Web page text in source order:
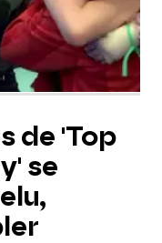
de 'Top
se